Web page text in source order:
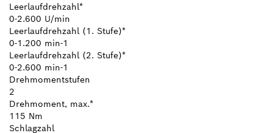
Leerlaufdrehzahl*
0-2.600 U/min
Leerlaufdrehzahl (1. Stufe)*
0-1.200 min-1
Leerlaufdrehzahl (2. Stufe)*
0-2.600 min-1
Drehmomentstufen
2
Drehmoment, max.*
115 Nm
Schlagzahl